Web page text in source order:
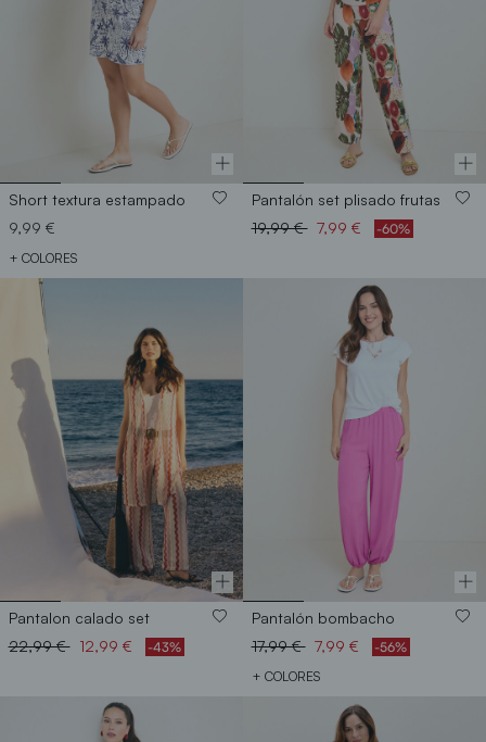
Short textura estampado
9,99 €
+ COLORES
Pantalón set plisado frutas
Price reduced from
19,99 €to7,99 € -60%
Pantalon calado set
Price reduced from
22,99 €to12,99 € -43%
Pantalón bombacho
Price reduced from
17,99 €to7,99 €
-56%
+ COLORES